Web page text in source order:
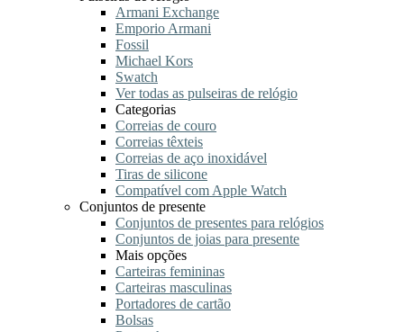
Armani Exchange
Emporio Armani
Fossil
Michael Kors
Swatch
Ver todas as pulseiras de relógio
Categorias
Correias de couro
Correias têxteis
Correias de aço inoxidável
Tiras de silicone
Compatível com Apple Watch
Conjuntos de presente
Conjuntos de presentes para relógios
Conjuntos de joias para presente
Mais opções
Carteiras femininas
Carteiras masculinas
Portadores de cartão
Bolsas